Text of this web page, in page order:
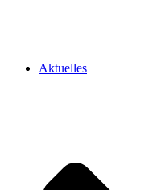
Aktuelles